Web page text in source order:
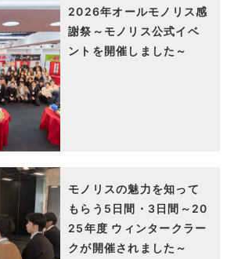
2026年オールモノリス感
謝祭～モノリス公式イベ
ントを開催しました～
モノリスの魅力を知って
もらう5日間・3日間～20
25年度 ウィンタークラー
クが開催されました～